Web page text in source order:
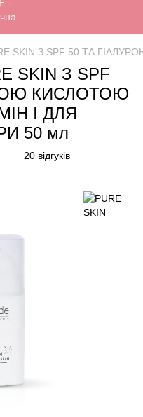
SKIN З SPF 50 ТА
SKIN З SPF
КИСЛОТОЮ
І ДЛЯ
50 мл
20 відгуків